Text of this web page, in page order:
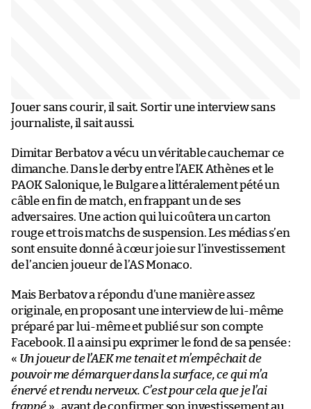
Jouer sans courir, il sait. Sortir une interview sans
journaliste, il sait aussi.
Dimitar Berbatov a vécu un véritable cauchemar ce
dimanche. Dans le derby entre l’AEK Athènes et le
PAOK Salonique, le Bulgare a littéralement pété un
câble en fin de match, en frappant un de ses
adversaires. Une action qui lui coûtera un carton
rouge et trois matchs de suspension. Les médias s’en
sont ensuite donné à cœur joie sur l’investissement
de l’ancien joueur de l’AS Monaco.
Mais Berbatov a répondu d’une manière assez
originale, en proposant une interview de lui-même
préparé par lui-même et publié sur son compte
Facebook. Il a ainsi pu exprimer le fond de sa pensée :
« Un joueur de l’AEK me tenait et m’empêchait de
pouvoir me démarquer dans la surface, ce qui m’a
énervé et rendu nerveux. C’est pour cela que je l’ai